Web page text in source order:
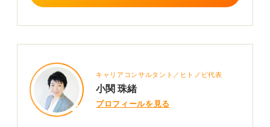
また、そもそも「ブライダル業界にはそれほど興味がな
情報に振り回されすぎないよう注意が必要です。可能で
あれば、一度インターンシップなどに参加し、実際に現
場を体験してみるのも良い方法です。
自分自身の目と感覚で業界を理解することが、最終的に
キャリアコンサルタント／ヒトノビ代表
小関 珠緒
プロフィールを見る